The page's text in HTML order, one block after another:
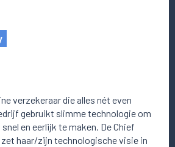
verzekeraar die alles nét even
gebruikt slimme technologie om
en eerlijk te maken. De Chief
haar/zijn technologische visie in